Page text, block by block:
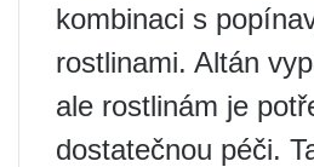
kombinaci s
rostlinami. Altán
ale rostlinám je
dostatečnou péči.